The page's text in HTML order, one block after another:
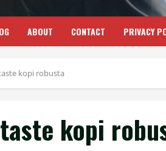
ABOUT CONTACT PRIVACY
kopi robusta
kopi